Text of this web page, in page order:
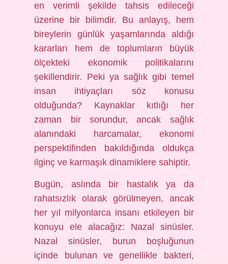
en verimli şekilde tahsis edileceği
üzerine bir bilimdir. Bu anlayış, hem
bireylerin günlük yaşamlarında aldığı
kararları hem de toplumların büyük
ölçekteki ekonomik politikalarını
şekillendirir. Peki ya sağlık gibi temel
insan ihtiyaçları söz konusu
olduğunda? Kaynaklar kıtlığı her
zaman bir sorundur, ancak sağlık
alanındaki harcamalar, ekonomi
perspektifinden bakıldığında oldukça
ilginç ve karmaşık dinamiklere sahiptir.
Bugün, aslında bir hastalık ya da
rahatsızlık olarak görülmeyen, ancak
her yıl milyonlarca insanı etkileyen bir
konuyu ele alacağız: Nazal sinüsler.
Nazal sinüsler, burun boşluğunun
içinde bulunan ve genellikle bakteri,